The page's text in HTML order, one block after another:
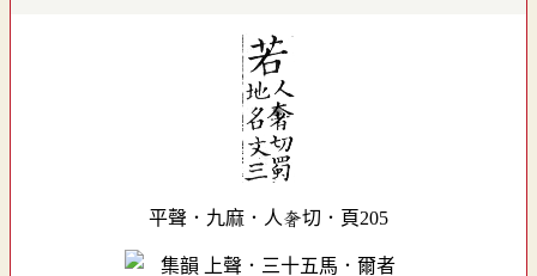
平聲．九麻．人奢切．頁205